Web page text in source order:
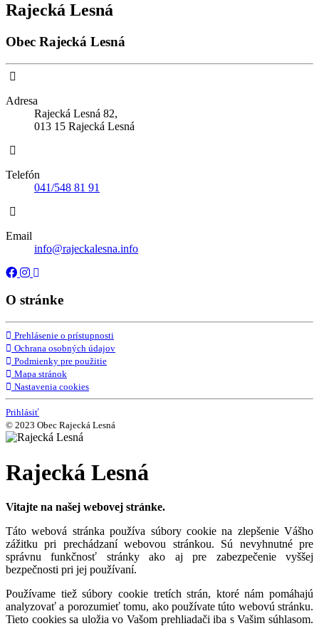
Rajecká Lesná
Obec Rajecká Lesná
Adresa
Rajecká Lesná 82,
013 15 Rajecká Lesná
Telefón
041/548 81 91
Email
info@rajeckalesna.info
O stránke
Prehlásenie o prístupnosti
Ochrana osobných údajov
Podmienky pre použitie
Mapa stránok
Nastavenia cookies
Prihlásiť
© 2023 Obec Rajecká Lesná
Rajecká Lesná
Vitajte na našej webovej stránke.
Táto webová stránka používa súbory cookie na zlepšenie Vášho
zážitku pri prechádzaní webovou stránkou. Sú nevyhnutné pre
správnu funkčnosť stránky ako aj pre zabezpečenie vyššej
bezpečnosti pri jej používaní.
Používame tiež súbory cookie tretích strán, ktoré nám pomáhajú
analyzovať a porozumieť tomu, ako používate túto webovú stránku.
Tieto cookies sa uložia vo Vašom prehliadači iba s Vašim súhlasom.